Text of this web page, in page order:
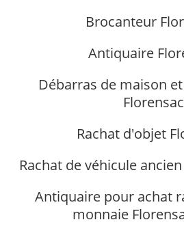
Brocanteur
Antiquaire
Débarras de maison
Florensac
Rachat d'objet
Rachat de véhicule
Antiquaire pour achat
monnaie